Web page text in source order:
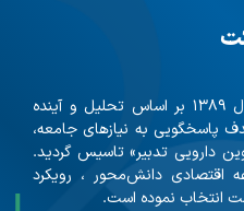
با بیش از ۲۰ شرکت تابعه در سال ۱۳۸۹ بر اساس تحلیل و آینده
پاسخگویی به نیازهای جامعه،
دارویی تدبیر» تاسیس گردید.
دانش‌محور ، رویکرد
انتخاب نموده است.